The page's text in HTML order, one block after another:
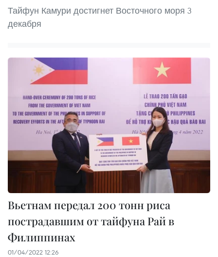
Тайфун Камури достигнет Восточного моря 3
декабря
Вьетнам передал 200 тонн риса
пострадавшим от тайфуна Рай в
Филиппинах
01/04/2022 12:26